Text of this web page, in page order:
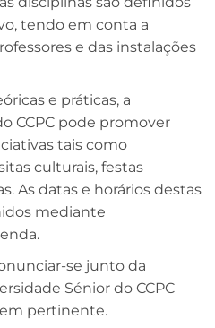
tendo em conta a
e das instalações
e práticas, a
CCPC pode promover
tais como
culturais, festas
As datas e horários destas
mediante
se junto da
Sénior do CCPC
pertinente.